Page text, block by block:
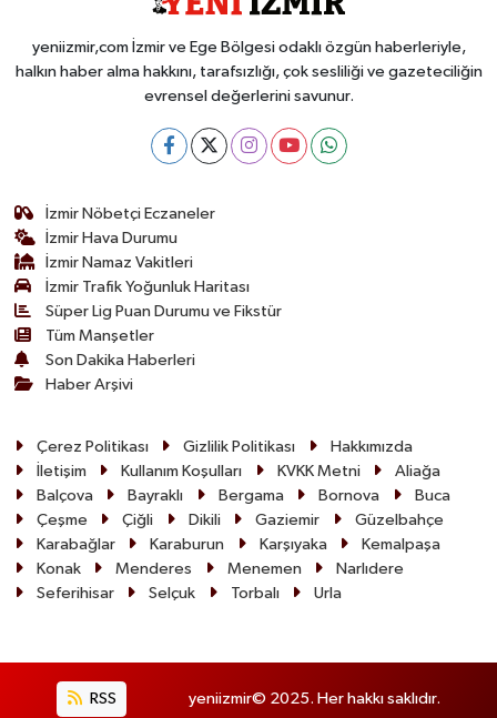
yeniizmir,com İzmir ve Ege Bölgesi odaklı özgün haberleriyle,
halkın haber alma hakkını, tarafsızlığı, çok sesliliği ve gazeteciliğin
evrensel değerlerini savunur.
İzmir Nöbetçi Eczaneler
İzmir Hava Durumu
İzmir Namaz Vakitleri
İzmir Trafik Yoğunluk Haritası
Süper Lig Puan Durumu ve Fikstür
Tüm Manşetler
Son Dakika Haberleri
Haber Arşivi
Çerez Politikası Gizlilik Politikası
Hakkımızda
İletişim
Kullanım Koşulları KVKK Metni
Aliağa
Balçova
Bayraklı Bergama Bornova
Buca
Çeşme
Çiğli Dikili Gaziemir
Güzelbahçe
Karabağlar
Karaburun Karşıyaka
Kemalpaşa
Konak
Menderes Menemen
Narlıdere
Seferihisar
Selçuk Torbalı Urla
RSS yeniizmir© 2025. Her hakkı saklıdır.